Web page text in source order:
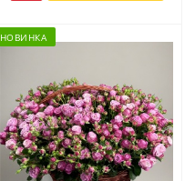
НОВИНКА